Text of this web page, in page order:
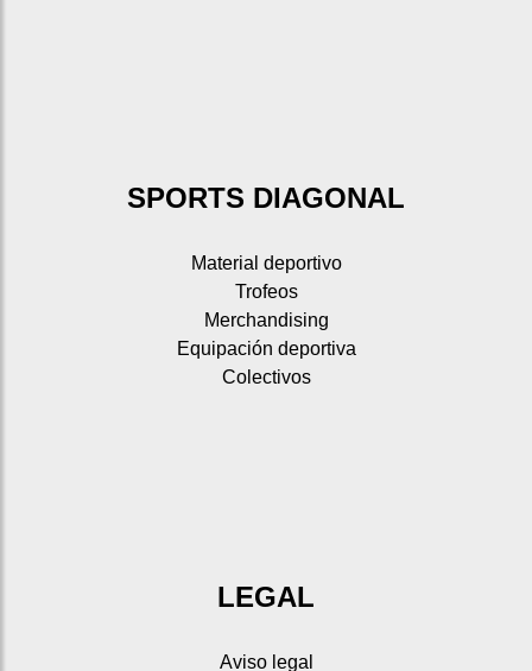
SPORTS DIAGONAL
Material deportivo
Trofeos
Merchandising
Equipación deportiva
Colectivos
LEGAL
Aviso legal